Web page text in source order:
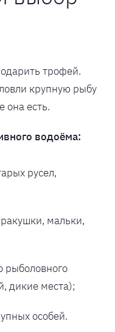
трофей.
крупную рыбу
она есть.
водоёма:
русел,
мальки,
рыболовного
дикие места);
особей.